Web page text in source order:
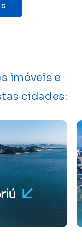
imóveis e
cidades: